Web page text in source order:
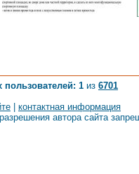
пользователей: 1 из 6701
контактная информация
автора сайта